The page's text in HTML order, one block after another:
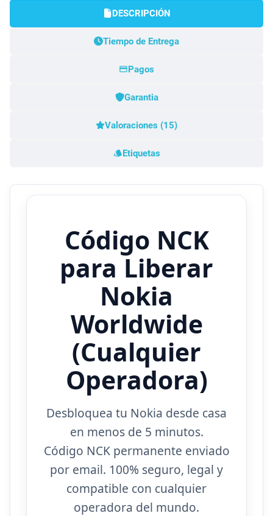
DESCRIPCIÓN
Tiempo de Entrega
Pagos
Garantia
Valoraciones (15)
Etiquetas
Código NCK
para Liberar
Nokia
Worldwide
(Cualquier
Operadora)
Desbloquea tu Nokia desde casa
en menos de 5 minutos.
Código NCK permanente enviado
por email. 100% seguro, legal y
compatible con cualquier
operadora del mundo.